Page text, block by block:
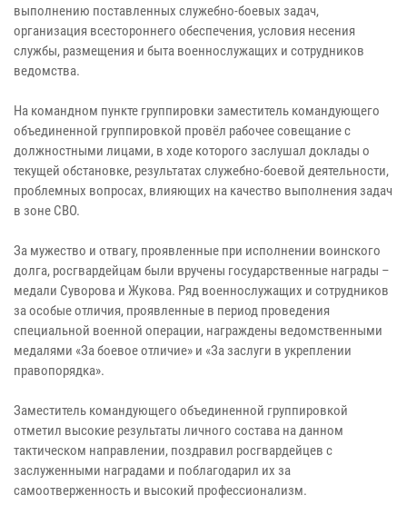
выполнению поставленных служебно-боевых задач,
организация всестороннего обеспечения, условия несения
службы, размещения и быта военнослужащих и сотрудников
ведомства.
На командном пункте группировки заместитель командующего
объединенной группировкой провёл рабочее совещание с
должностными лицами, в ходе которого заслушал доклады о
текущей обстановке, результатах служебно-боевой деятельности,
проблемных вопросах, влияющих на качество выполнения задач
в зоне СВО.
За мужество и отвагу, проявленные при исполнении воинского
долга, росгвардейцам были вручены государственные награды –
медали Суворова и Жукова. Ряд военнослужащих и сотрудников
за особые отличия, проявленные в период проведения
специальной военной операции, награждены ведомственными
медалями «За боевое отличие» и «За заслуги в укреплении
правопорядка».
Заместитель командующего объединенной группировкой
отметил высокие результаты личного состава на данном
тактическом направлении, поздравил росгвардейцев с
заслуженными наградами и поблагодарил их за
самоотверженность и высокий профессионализм.